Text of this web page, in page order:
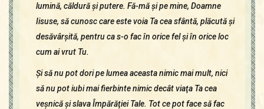
lumină, căldură şi putere. Fă-mă şi pe mine, Doamne
Iisuse, să cunosc care este voia Ta cea sfântă, plăcută şi
desăvârşită, pentru ca s-o fac în orice fel şi în orice loc
cum ai vrut Tu.
Şi să nu pot dori pe lumea aceasta nimic mai mult, nici
să nu pot iubi mai fierbinte nimic decât viaţa Ta cea
veşnică şi slava Împărăţiei Tale. Tot ce pot face să fac